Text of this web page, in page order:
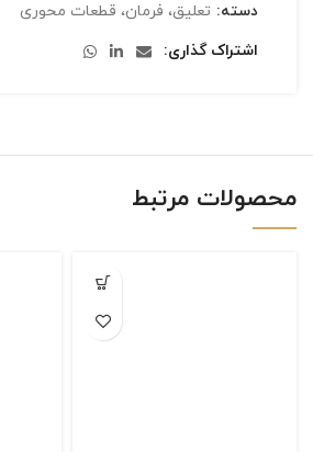
دسته: تعلیق، فرمان، قطعات محوری
اشتراک گذاری
محصولات مرتبط